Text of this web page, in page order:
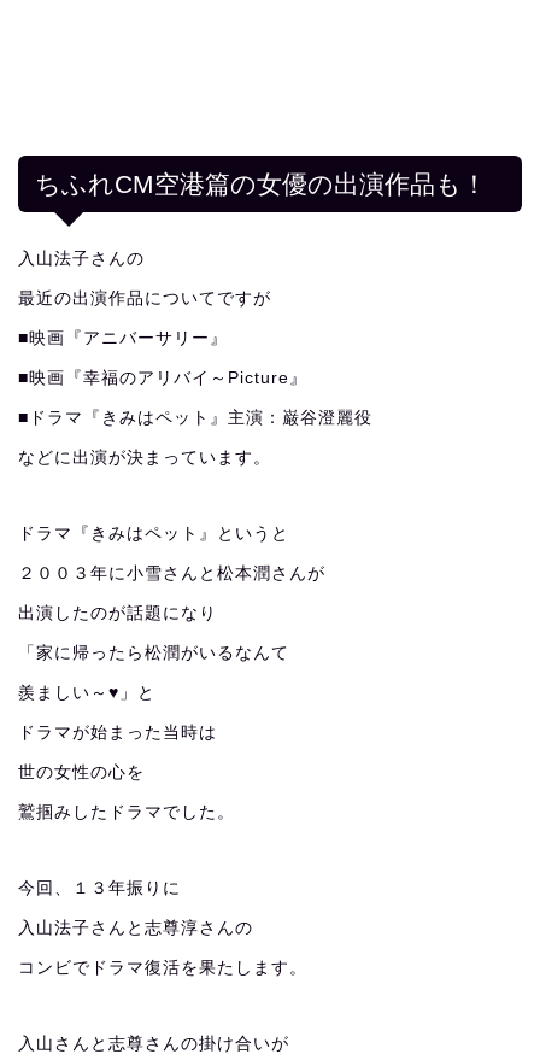
ちふれCM空港篇の女優の出演作品も！
入山法子さんの
最近の出演作品についてですが
■映画『アニバーサリー』
■映画『幸福のアリバイ～Picture』
■ドラマ『きみはペット』主演：巌谷澄麗役
などに出演が決まっています。
ドラマ『きみはペット』というと
２００３年に小雪さんと松本潤さんが
出演したのが話題になり
「家に帰ったら松潤がいるなんて
羨ましい～♥」と
ドラマが始まった当時は
世の女性の心を
鷲掴みしたドラマでした。
今回、１３年振りに
入山法子さんと志尊淳さんの
コンビでドラマ復活を果たします。
入山さんと志尊さんの掛け合いが